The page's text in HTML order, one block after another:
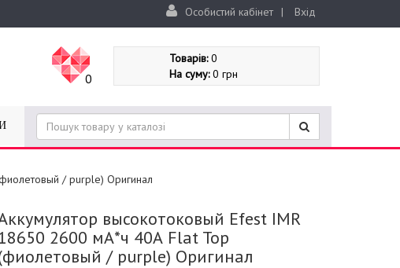
Особистий кабінет | Вхід
0
Товарів:0
На суму:0 грн
/ purple) Оригинал
высокотоковый Efest IMR
2600 мА*ч 40А Flat Top
/ purple) Оригинал